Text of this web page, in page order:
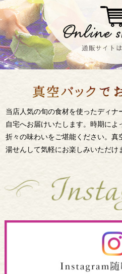
当店人気の旬の食材を使ったディ
自宅へお届けいたします。時期に
折々の味わいをご堪能ください。真
湯せんして気軽にお楽しみいただけ